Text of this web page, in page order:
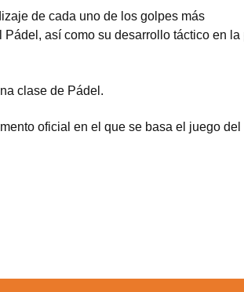
de cada uno de los golpes más
Pádel, así como su desarrollo táctico en la
clase de Pádel.
oficial en el que se basa el juego del